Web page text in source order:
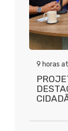
9 horas